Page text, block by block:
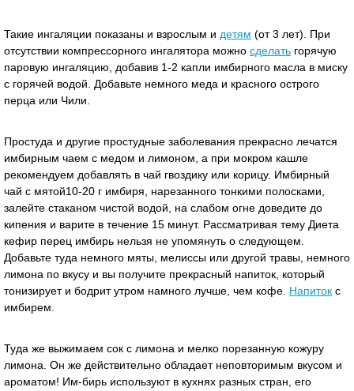
Такие ингаляции показаны и взрослым и детям (от 3 лет). При
отсутствии компрессорного ингалятора можно сделать горячую
паровую ингаляцию, добавив 1-2 капли имбирного масла в миску
с горячей водой. Добавьте немного меда и красного острого
перца или Чили.
Простуда и другие простудные заболевания прекрасно лечатся
имбирным чаем с медом и лимоном, а при мокром кашле
рекомендуем добавлять в чай гвоздику или корицу. Имбирный
чай с мятой10-20 г имбиря, нарезанного тонкими полосками,
залейте стаканом чистой водой, на слабом огне доведите до
кипения и варите в течение 15 минут. Рассматривая тему Диета
кефир перец имбирь нельзя не упомянуть о следующем.
Добавьте туда немного мяты, мелиссы или другой травы, немного
лимона по вкусу и вы получите прекрасный напиток, который
тонизирует и бодрит утром намного лучше, чем кофе. Напиток с
имбирем.
Туда же выжимаем сок с лимона и мелко порезанную кожуру
лимона. Он же действительно обладает неповторимым вкусом и
ароматом! Им-бирь используют в кухнях разных стран, его